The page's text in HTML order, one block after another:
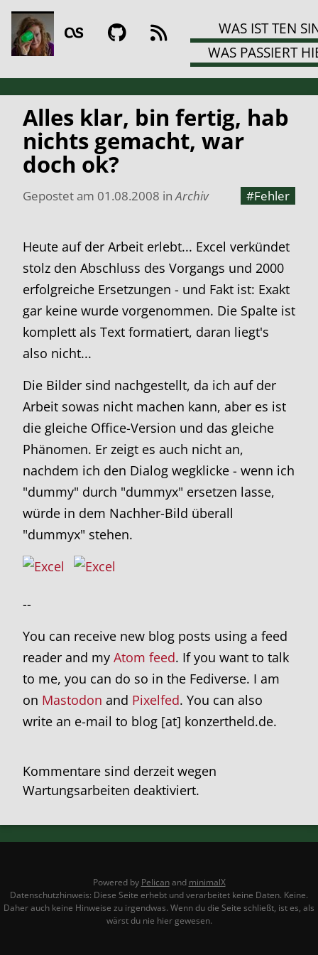
WAS IST TEN
WAS PASSIERT
Alles klar, bin fertig, hab
nichts gemacht, war
doch ok?
Gepostet am 01.08.2008 inArchiv #Fehler
Heute auf der Arbeit erlebt... Excel verkündet
stolz den Abschluss des Vorgangs und 2000
erfolgreiche Ersetzungen - und Fakt ist: Exakt
gar keine wurde vorgenommen. Die Spalte ist
komplett als Text formatiert, daran liegt's
also nicht...
Die Bilder sind nachgestellt, da ich auf der
Arbeit sowas nicht machen kann, aber es ist
die gleiche Office-Version und das gleiche
Phänomen. Er zeigt es auch nicht an,
nachdem ich den Dialog wegklicke - wenn ich
"dummy" durch "dummyx" ersetzen lasse,
würde in dem Nachher-Bild überall
"dummyx" stehen.
--
You can receive new blog posts using a feed
reader and my Atom feed. If you want to talk
to me, you can do so in the Fediverse. I am
on Mastodon and Pixelfed. You can also
write an e-mail to blog [at] konzertheld.de.
Kommentare sind derzeit wegen
Wartungsarbeiten deaktiviert.
Powered by Pelicanand minimalX
Datenschutzhinweis: Diese Seite erhebt und verarbeitet keine Daten. Keine.
Daher auch keine Hinweise zu irgendwas. Wenn du die Seite schließt, ist es, als
wärst du nie hier gewesen.